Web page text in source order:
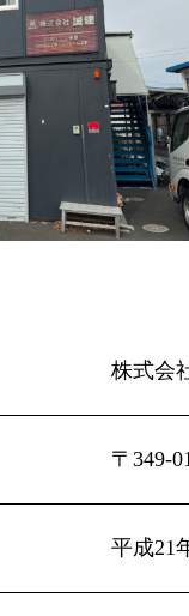
株式会
〒349-
平成21